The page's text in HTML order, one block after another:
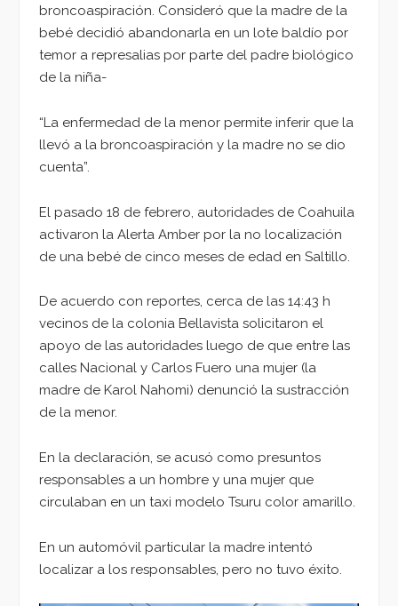
broncoaspiración. Consideró que la madre de la
bebé decidió abandonarla en un lote baldío por
temor a represalias por parte del padre biológico
de la niña-
“La enfermedad de la menor permite inferir que la
llevó a la broncoaspiración y la madre no se dio
cuenta”.
El pasado 18 de febrero, autoridades de Coahuila
activaron la Alerta Amber por la no localización
de una bebé de cinco meses de edad en Saltillo.
De acuerdo con reportes, cerca de las 14:43 h
vecinos de la colonia Bellavista solicitaron el
apoyo de las autoridades luego de que entre las
calles Nacional y Carlos Fuero una mujer (la
madre de Karol Nahomi) denunció la sustracción
de la menor.
En la declaración, se acusó como presuntos
responsables a un hombre y una mujer que
circulaban en un taxi modelo Tsuru color amarillo.
En un automóvil particular la madre intentó
localizar a los responsables, pero no tuvo éxito.